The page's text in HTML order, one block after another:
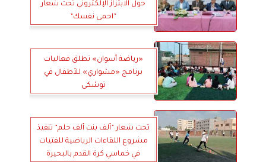
حول الابتزاز الإلكتروني تحت شعار
”احمى نفسك”
«رياضة أسوان» تطلق فعاليات
برنامج «مشواري» للأطفال في
توشكى
تحت شعار ”ألف بنت ألف حلم” تنفيذ
مشروع اللقاءات الرياضية للفتيات
في خماسي كرة القدم بالبحيرة